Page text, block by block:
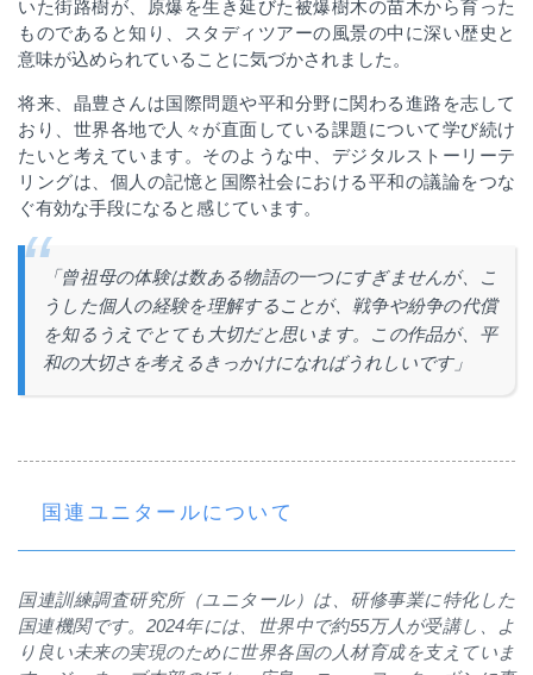
いた街路樹が、原爆を生き延びた被爆樹木の苗木から育った
ものであると知り、スタディツアーの風景の中に深い歴史と
意味が込められていることに気づかされました。
将来、晶豊さんは国際問題や平和分野に関わる進路を志して
おり、世界各地で人々が直面している課題について学び続け
たいと考えています。そのような中、デジタルストーリーテ
リングは、個人の記憶と国際社会における平和の議論をつな
ぐ有効な手段になると感じています。
「曾祖母の体験は数ある物語の一つにすぎませんが、こ
うした個人の経験を理解することが、戦争や紛争の代償
を知るうえでとても大切だと思います。この作品が、平
和の大切さを考えるきっかけになればうれしいです」
国連ユニタールについて
国連訓練調査研究所（ユニタール）は、研修事業に特化した
国連機関です。 2024年には、世界中で約55万人が受講し、よ
り良い未来の実現のために世界各国の人材育成を支えていま